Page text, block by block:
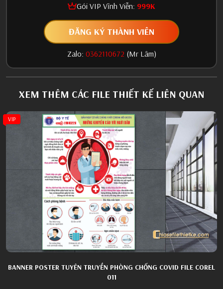
Gói VIP Vĩnh Viễn: 999K
ĐĂNG KÝ THÀNH VIÊN
Zalo: 0362110672 (Mr Lâm)
XEM THÊM CÁC FILE THIẾT KẾ LIÊN QUAN
VIP
BANNER POSTER TUYÊN TRUYỀN PHÒNG CHỐNG COVID FILE COREL
011